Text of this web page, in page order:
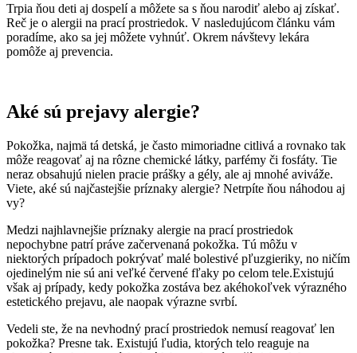
Trpia ňou deti aj dospelí a môžete sa s ňou narodiť alebo aj získať.
Reč je o alergii na prací prostriedok. V nasledujúcom článku vám
poradíme, ako sa jej môžete vyhnúť. Okrem návštevy lekára
pomôže aj prevencia.
Aké sú prejavy alergie?
Pokožka, najmä tá detská, je často mimoriadne citlivá a rovnako tak
môže reagovať aj na rôzne chemické látky, parfémy či fosfáty. Tie
neraz obsahujú nielen pracie prášky a gély, ale aj mnohé aviváže.
Viete, aké sú najčastejšie príznaky alergie? Netrpíte ňou náhodou aj
vy?
Medzi najhlavnejšie príznaky alergie na prací prostriedok
nepochybne patrí práve začervenaná pokožka. Tú môžu v
niektorých prípadoch pokrývať malé bolestivé pľuzgieriky, no ničím
ojedinelým nie sú ani veľké červené fľaky po celom tele.Existujú
však aj prípady, kedy pokožka zostáva bez akéhokoľvek výrazného
estetického prejavu, ale naopak výrazne svrbí.
Vedeli ste, že na nevhodný prací prostriedok nemusí reagovať len
pokožka? Presne tak. Existujú ľudia, ktorých telo reaguje na